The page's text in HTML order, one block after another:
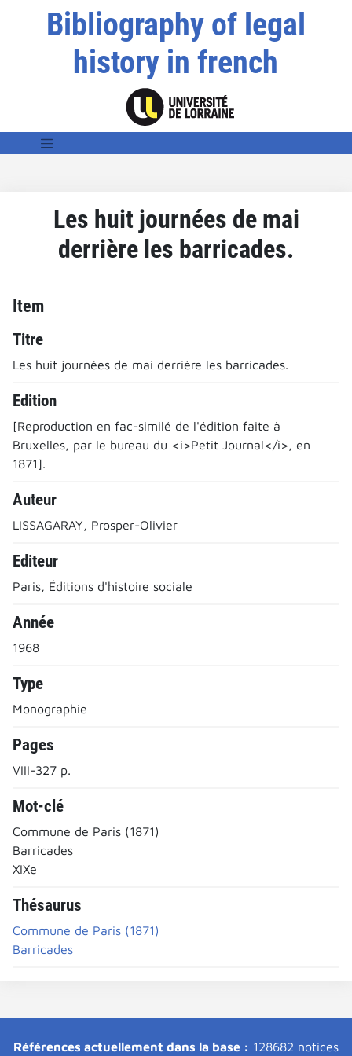
Bibliography of legal
history in french
Les huit journées de mai
derrière les barricades.
Item
Titre
Les huit journées de mai derrière les barricades.
Edition
[Reproduction en fac-similé de l'édition faite à
Bruxelles, par le bureau du <i>Petit Journal</i>, en
1871].
Auteur
LISSAGARAY, Prosper-Olivier
Editeur
Paris, Éditions d'histoire sociale
Année
1968
Type
Monographie
Pages
VIII-327 p.
Mot-clé
Commune de Paris (1871)
Barricades
XIXe
Thésaurus
Commune de Paris (1871)
Barricades
Références actuellement dans la base : 128682 notices